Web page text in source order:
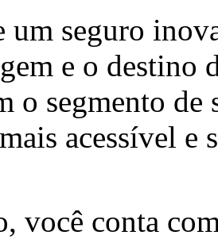
um seguro
e o destino
o segmento
acessível e
você conta